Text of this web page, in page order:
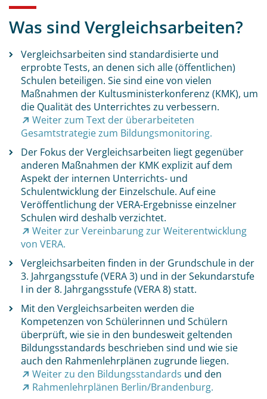
Was sind Vergleichsarbeiten?
Vergleichsarbeiten sind standardisierte und
erprobte Tests, an denen sich alle (öffentlichen)
Schulen beteiligen. Sie sind eine von vielen
Maßnahmen der Kultusministerkonferenz (KMK), um
die Qualität des Unterrichtes zu verbessern.
Weiter zum Text der überarbeiteten
Gesamtstrategie zum Bildungsmonitoring.
Der Fokus der Vergleichsarbeiten liegt gegenüber
anderen Maßnahmen der KMK explizit auf dem
Aspekt der internen Unterrichts- und
Schulentwicklung der Einzelschule. Auf eine
Veröffentlichung der VERA-Ergebnisse einzelner
Schulen wird deshalb verzichtet.
Weiter zur Vereinbarung zur Weiterentwicklung
von VERA.
Vergleichsarbeiten finden in der Grundschule in der
3. Jahrgangsstufe (VERA 3) und in der Sekundarstufe
I in der 8. Jahrgangsstufe (VERA 8) statt.
Mit den Vergleichsarbeiten werden die
Kompetenzen von Schülerinnen und Schülern
überprüft, wie sie in den bundesweit geltenden
Bildungsstandards beschrieben sind und wie sie
auch den Rahmenlehrplänen zugrunde liegen.
Weiter zu den Bildungsstandards und den
Rahmenlehrplänen Berlin/Brandenburg.